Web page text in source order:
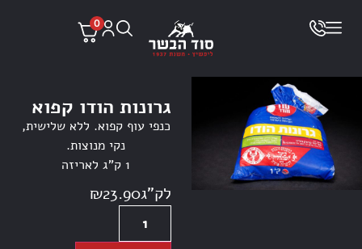
0
גרונות הודו קפוא
כנפי עוף קפוא. ללא שלישית,
נקי מנוצות.
1 ק”ג לאריזה
לק"ג ₪23.90